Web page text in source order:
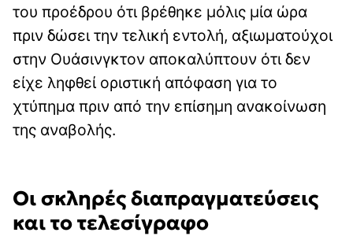
του προέδρου ότι βρέθηκε μόλις μία ώρα
πριν δώσει την τελική εντολή, αξιωματούχοι
στην Ουάσινγκτον αποκαλύπτουν ότι δεν
είχε ληφθεί οριστική απόφαση για το
χτύπημα πριν από την επίσημη ανακοίνωση
της αναβολής.
Οι σκληρές διαπραγματεύσεις
και το τελεσίγραφο